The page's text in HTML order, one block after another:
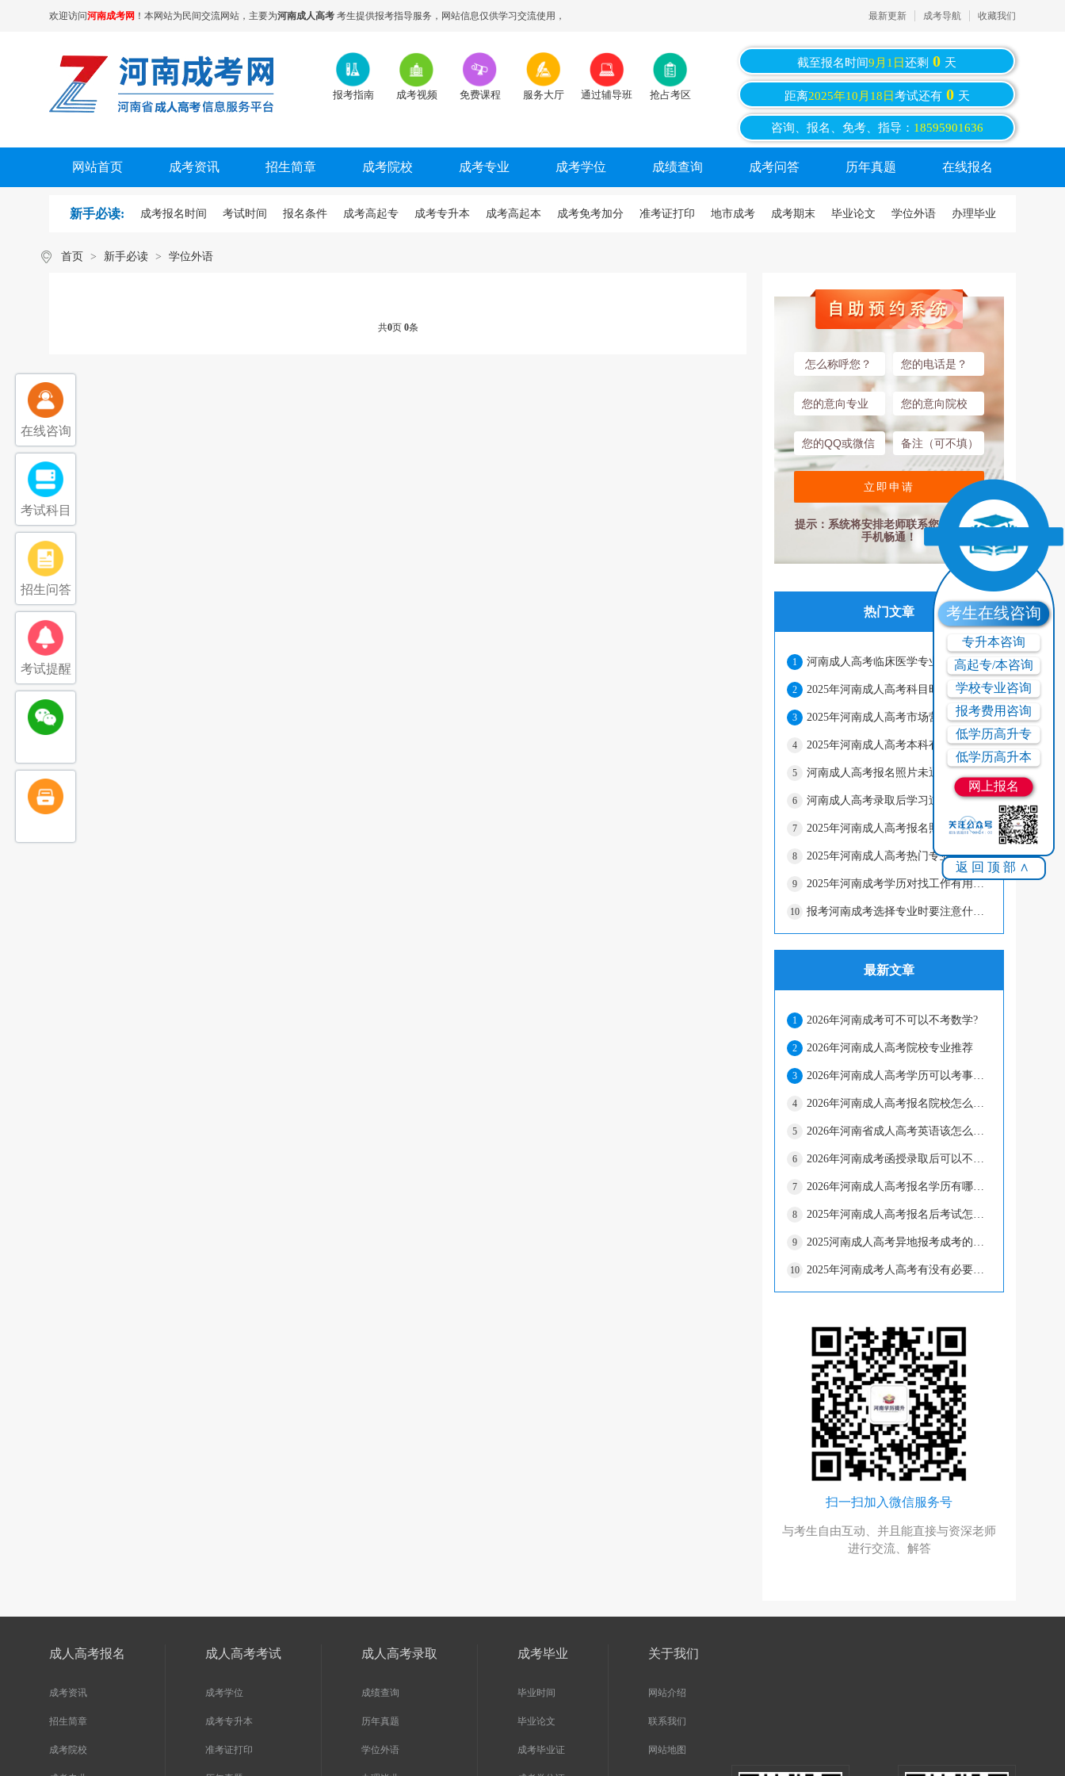
欢迎访问河南成考网 ！本网站为民间交流网站，主要为河南成人高考 考生提供报考指导服务，网站信息仅供学习交流使用， 最新更新 成考导航 收藏我们
报考指南 成考视频 免费课程 服务大厅 通过辅导班 抢占考区
截至报名时间9月1日还剩 0 天
距离2025年10月18日考试还有 0 天
咨询、报名、免考、指导： 18595901636
网站首页 成考资讯 招生简章 成考院校 成考专业 成考学位 成绩查询 成考问答 历年真题 在线报名
新手必读: 成考报名时间 考试时间 报名条件 成考高起专 成考专升本 成考高起本 成考免考加分 准考证打印 地市成考 成考期末 毕业论文 学位外语 办理毕业
首页 > 新手必读 > 学位外语
共0页 0条
立即申请
提示：系统将安排老师联系您，请保持
手机畅通！
热门文章
1 河南成人高考临床医学专业优势有哪些？
2 2025年河南成人高考科目时间安排合理吗？
3 2025年河南成人高考市场营销专业前景如何？
4 2025年河南成人高考本科有哪些实用专业？
5
6 河南成人高考录取后学习过程中遇到问题怎么办？
7 2025年河南成人高考报名照片有什么要求
8 2025年河南成人高考热门专业及就业方向推荐
9 2025年河南成考学历对找工作有用吗？
10 报考河南成考选择专业时要注意什么因素？
最新文章
1 2026年河南成考可不可以不考数学?
2 2026年河南成人高考院校专业推荐
3 2026年河南成人高考学历可以考事业单位吗?
4 2026年河南成人高考报名院校怎么选择?
5 2026年河南省成人高考英语该怎么复习?
6 2026年河南成考函授录取后可以不去吗?
7 2026年河南成人高考报名学历有哪些要求?
8 2025年河南成人高考报名后考试怎么通过?
9 2025河南成人高考异地报考成考的手续有什么?
10 2025年河南成考人高考有没有必要拿学位证?
扫一扫加入微信服务号
与考生自由互动、并且能直接与资深老师
进行交流、解答
成人高考报名
成考资讯
招生简章
成考院校
成人高考考试
成考学位
成考专升本
准考证打印
成人高考录取
成绩查询
历年真题
学位外语
成考毕业
毕业时间
毕业论文
成考毕业证
关于我们
网站介绍
联系我们
网站地图
考生在线咨询
专升本咨询
高起专/本咨询
学校专业咨询
报考费用咨询
低学历高升专
低学历高升本
网上报名
返回顶部∧
在线咨询
考试科目
招生问答
考试提醒